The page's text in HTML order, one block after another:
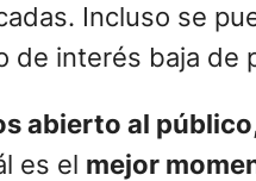
Incluso se
de interés baja de
abierto al público
es el mejor